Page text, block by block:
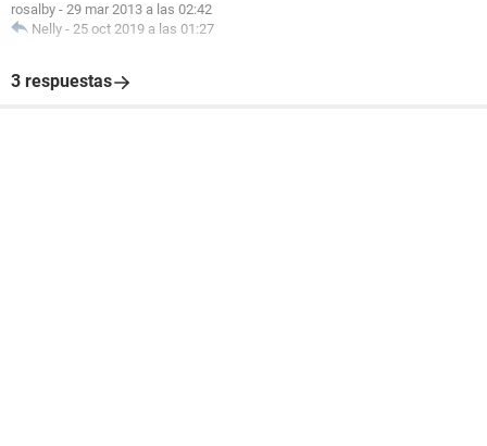
rosalby - 29 mar 2013 a las 02:42
Nelly - 25 oct 2019 a las 01:27
3 respuestas